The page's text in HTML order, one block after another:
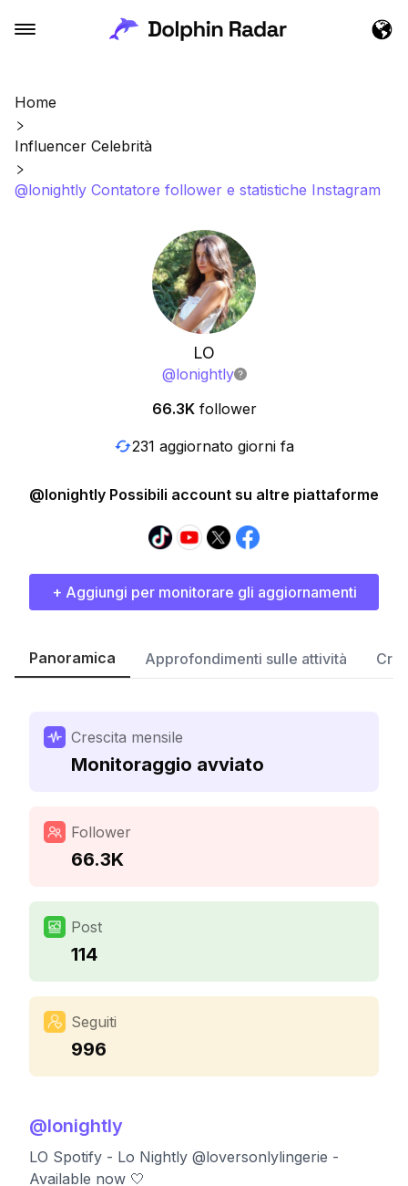
Home
Influencer Celebrità
@lonightly Contatore follower e statistiche Instagram
LO
@lonightly
66.3K follower
231 aggiornato giorni fa
@lonightly Possibili account su altre piattaforme
+ Aggiungi per monitorare gli aggiornamenti
Panoramica Approfondimenti sulle attività
Crescita mensile
Monitoraggio avviato
Follower
66.3K
Post
114
Seguiti
996
@lonightly
LO Spotify - Lo Nightly @loversonlylingerie -
Available now 🤍